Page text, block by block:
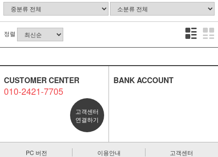
정렬
CUSTOMER CENTER
010-2421-7705
고객센터
연결하기
BANK ACCOUNT
PC 버전 이용안내 고객센터